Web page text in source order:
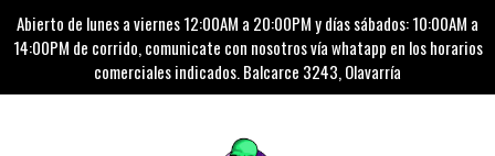
Abierto de lunes a viernes 12:00AM a 20:00PM y días sábados: 10:00AM a
14:00PM de corrido, comunicate con nosotros vía whatapp en los horarios
comerciales indicados. Balcarce 3243, Olavarría